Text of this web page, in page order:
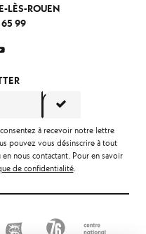
LÈS-ROUEN
99
à recevoir notre lettre
pouvez vous désinscrire à tout
nous contactant. Pour en savoir
de confidentialité.